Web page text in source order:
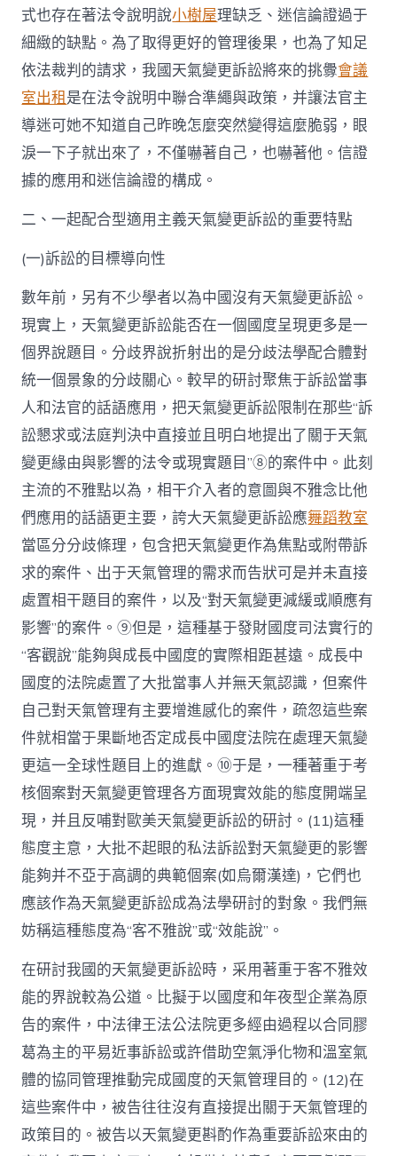
式也存在著法令說明說小樹屋理缺乏、迷信論證過于
細緻的缺點。為了取得更好的管理後果，也為了知足
依法裁判的請求，我國天氣變更訴訟將來的挑釁會議
室出租是在法令說明中聯合準繩與政策，并讓法官主
導迷可她不知道自己昨晚怎麼突然變得這麼脆弱，眼
淚一下子就出來了，不僅嚇著自己，也嚇著他。信證
據的應用和迷信論證的構成。
二、一起配合型適用主義天氣變更訴訟的重要特點
(一)訴訟的目標導向性
數年前，另有不少學者以為中國沒有天氣變更訴訟。
現實上，天氣變更訴訟能否在一個國度呈現更多是一
個界說題目。分歧界說折射出的是分歧法學配合體對
統一個景象的分歧關心。較早的研討聚焦于訴訟當事
人和法官的話語應用，把天氣變更訴訟限制在那些“訴
訟懇求或法庭判決中直接並且明白地提出了關于天氣
變更緣由與影響的法令或現實題目”⑧的案件中。此刻
主流的不雅點以為，相干介入者的意圖與不雅念比他
們應用的話語更主要，誇大天氣變更訴訟應舞蹈教室
當區分分歧條理，包含把天氣變更作為焦點或附帶訴
求的案件、出于天氣管理的需求而告狀可是并未直接
處置相干題目的案件，以及“對天氣變更減緩或順應有
影響”的案件。⑨但是，這種基于發財國度司法實行的
“客觀說”能夠與成長中國度的實際相距甚遠。成長中
國度的法院處置了大批當事人并無天氣認識，但案件
自己對天氣管理有主要增進感化的案件，疏忽這些案
件就相當于果斷地否定成長中國度法院在處理天氣變
更這一全球性題目上的進獻。⑩于是，一種著重于考
核個案對天氣變更管理各方面現實效能的態度開端呈
現，并且反哺對歐美天氣變更訴訟的研討。(11)這種
態度主意，大批不起眼的私法訴訟對天氣變更的影響
能夠并不亞于高調的典範個案(如烏爾漢達)，它們也
應該作為天氣變更訴訟成為法學研討的對象。我們無
妨稱這種態度為“客不雅說”或“效能說”。
在研討我國的天氣變更訴訟時，采用著重于客不雅效
能的界說較為公道。比擬于以國度和年夜型企業為原
告的案件，中法律王法公法院更多經由過程以合同膠
葛為主的平易近事訴訟或許借助空氣淨化物和溫室氣
體的協同管理推動完成國度的天氣管理目的。(12)在
這些案件中，被告往往沒有直接提出關于天氣管理的
政策目的。被告以天氣變更斟酌作為重要訴訟來由的